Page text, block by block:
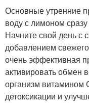
Основные утренние
воду с лимоном
Начните свой день с
добавлением
очень эффективная
активировать обмен
организм витамином
детоксикации и